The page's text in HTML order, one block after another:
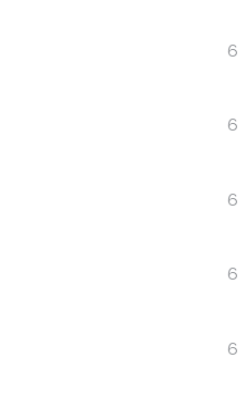
6
6
6
6
6